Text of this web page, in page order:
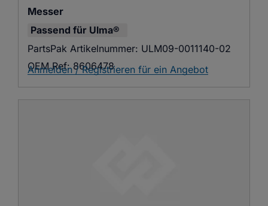
Messer
Passend für Ulma®
PartsPak Artikelnummer: ULM09-0011140-02
OEM Ref: 8606478
Anmelden / Registrieren für ein Angebot